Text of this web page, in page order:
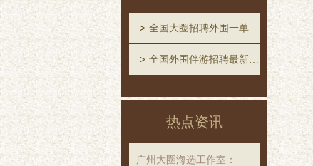
全国大圈招聘外围一单一结
全国外围伴游招聘最新消息
热点资讯
‌广州大圈海选工作室‌：